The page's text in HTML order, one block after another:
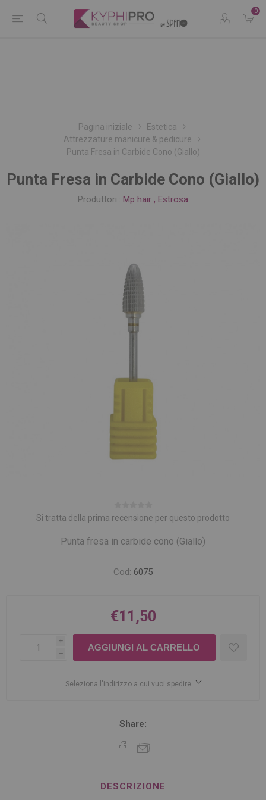
0
Pagina iniziale
Estetica
Attrezzature manicure & pedicure
Punta Fresa in Carbide Cono (Giallo)
Punta Fresa in Carbide Cono (Giallo)
Produttori:: Mp hair , Estrosa
Si tratta della prima recensione per questo prodotto
Punta fresa in carbide cono (Giallo)
Cod: 6075
€11,50
i
h
Seleziona l'indirizzo a cui vuoi spedire
Share:
DESCRIZIONE